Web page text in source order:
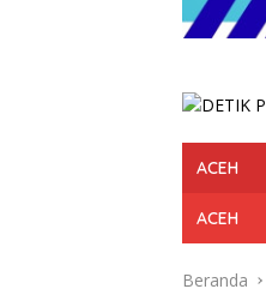
ACEH
ACEH
Beranda